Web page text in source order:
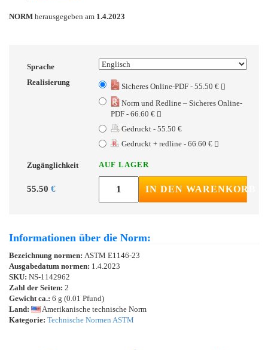
NORM herausgegeben am 1.4.2023
Sprache
Realisierung
Sicheres Online-PDF - 55.50 €
Norm und Redline – Sicheres Online-
PDF - 66.60 €
Gedruckt - 55.50 €
Gedruckt + redline - 66.60 €
Zugänglichkeit AUF LAGER
55.50 € IN DEN WARENKORB
Informationen über die Norm:
Bezeichnung normen: ASTM E1146-23
Ausgabedatum normen: 1.4.2023
SKU: NS-1142962
Zahl der Seiten: 2
Gewicht ca.: 6 g (0.01 Pfund)
Land:
Amerikanische technische Norm
Kategorie: Technische Normen ASTM